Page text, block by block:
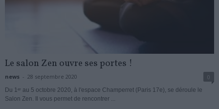
Le salon Zen ouvre ses portes !
news - 28 septembre 2020 0
Du 1ᵉʳ au 5 octobre 2020, à l'espace Champerret (Paris 17e), se déroule le
Salon Zen. Il vous permet de rencontrer ...